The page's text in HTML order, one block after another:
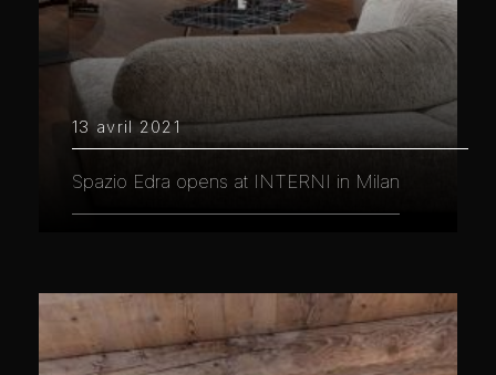
13 avril 2021
Spazio Edra opens at INTERNI in Milan